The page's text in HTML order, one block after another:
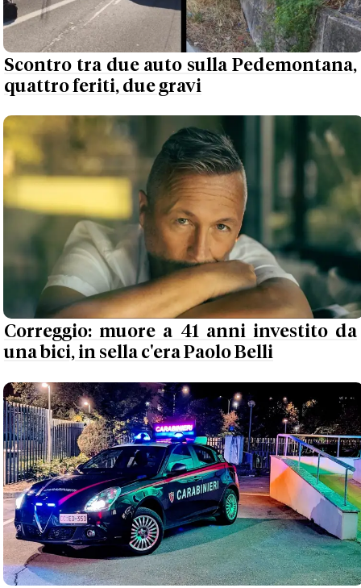
Scontro tra due auto sulla Pedemontana,
quattro feriti, due gravi
Correggio: muore a 41 anni investito da
una bici, in sella c'era Paolo Belli